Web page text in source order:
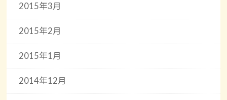
2015年3月
2015年2月
2015年1月
2014年12月